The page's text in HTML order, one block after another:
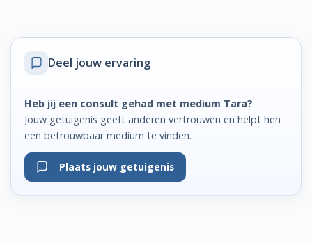
Deel jouw ervaring
Heb jij een consult gehad met medium Tara?
Jouw getuigenis geeft anderen vertrouwen en helpt hen
een betrouwbaar medium te vinden.
Plaats jouw getuigenis